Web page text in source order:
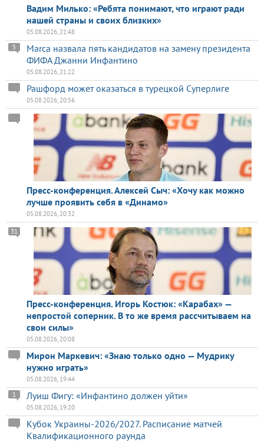
Вадим Милько: «Ребята понимают, что играют ради
нашей страны и своих близких»
05.08.2026, 21:48
Marca назвала пять кандидатов на замену президента
ФИФА Джанни Инфантино
5
05.08.2026, 21:22
Рашфорд может оказаться в турецкой Суперлиге
05.08.2026, 20:56
Пресс-конференция. Алексей Сыч: «Хочу как можно
лучше проявить себя в «Динамо»
05.08.2026, 20:32
Пресс-конференция. Игорь Костюк: «Карабах» —
непростой соперник. В то же время рассчитываем на
свои силы»
31
05.08.2026, 20:08
Мирон Маркевич: «Знаю только одно — Мудрику
нужно играть»
05.08.2026, 19:44
Луиш Фигу: «Инфантино должен уйти»
1
05.08.2026, 19:20
Кубок Украины-2026/2027. Расписание матчей
Квалификационного раунда